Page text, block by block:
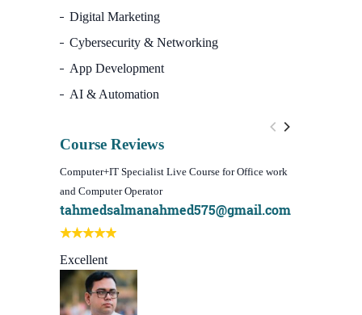
Digital Marketing
Cybersecurity & Networking
App Development
AI & Automation
Course Reviews
Computer+IT Specialist Live Course for Office work
and Computer Operator
tahmedsalmanahmed575@gmail.com
Excellent